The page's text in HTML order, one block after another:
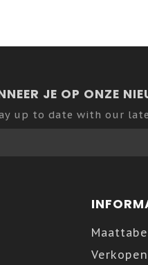
JE OP ONZE
up to date with our